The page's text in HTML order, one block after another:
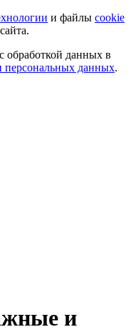
и файлы cookie
обработкой данных в
персональных данных.
и